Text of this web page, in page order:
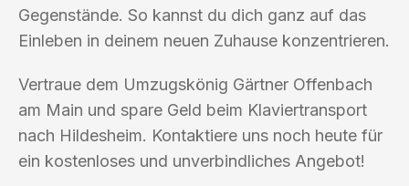
Gegenstände. So kannst du dich ganz auf das
Einleben in deinem neuen Zuhause konzentrieren.
Vertraue dem Umzugskönig Gärtner Offenbach
am Main und spare Geld beim Klaviertransport
nach Hildesheim. Kontaktiere uns noch heute für
ein kostenloses und unverbindliches Angebot!